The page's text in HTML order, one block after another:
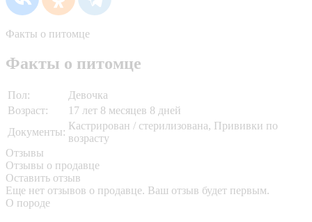
Факты о питомце
Факты о питомце
Пол:
Девочка
Возраст:
17 лет 8 месяцев 8 дней
Документы:
Кастрирован / стерилизована, Прививки по
возрасту
Отзывы
Отзывы о продавце
Оставить отзыв
Еще нет отзывов о продавце. Ваш отзыв будет первым.
О породе